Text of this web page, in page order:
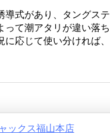
導式があり、タングステ
って潮アタリが違い落ち
応じて使い分ければ、
ックス福山本店